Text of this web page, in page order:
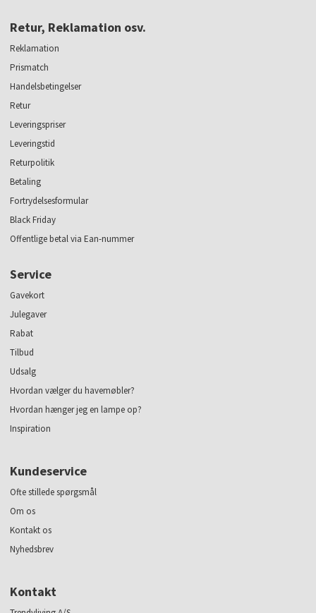
Retur, Reklamation osv.
Reklamation
Prismatch
Handelsbetingelser
Retur
Leveringspriser
Leveringstid
Returpolitik
Betaling
Fortrydelsesformular
Black Friday
Offentlige betal via Ean-nummer
Service
Gavekort
Julegaver
Rabat
Tilbud
Udsalg
Hvordan vælger du havemøbler?
Hvordan hænger jeg en lampe op?
Inspiration
Kundeservice
Ofte stillede spørgsmål
Om os
Kontakt os
Nyhedsbrev
Kontakt